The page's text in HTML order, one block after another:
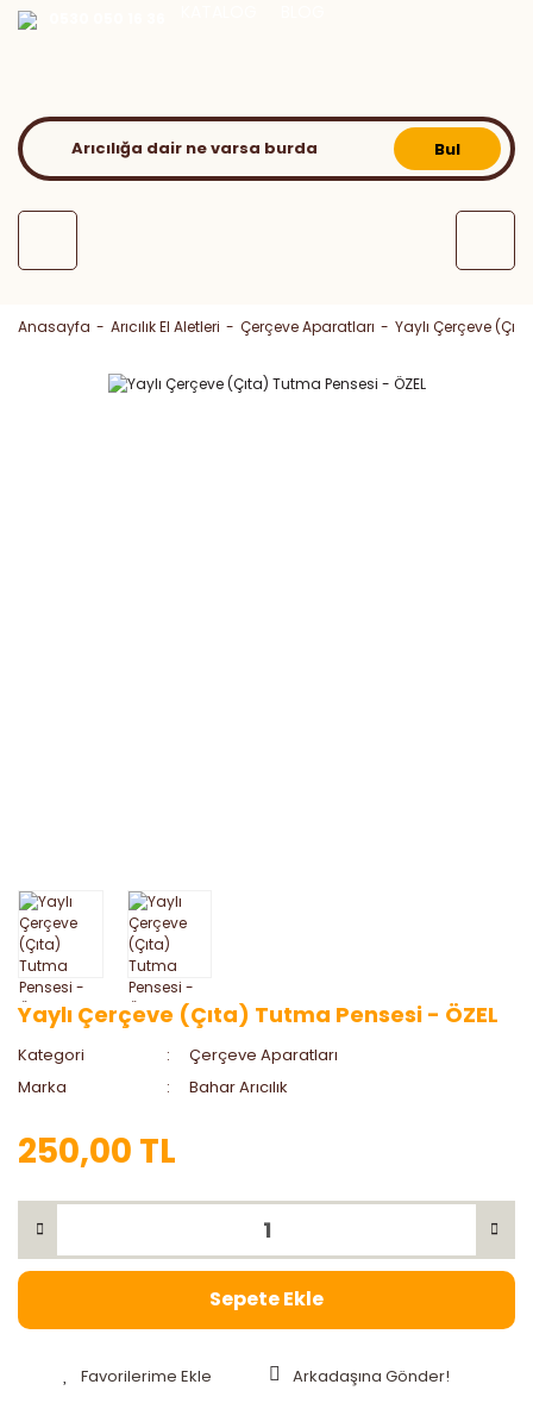
Bul
Anasayfa Arıcılık El Aletleri Çerçeve Aparatları Yaylı Çerçeve
Yaylı Çerçeve (Çıta) Tutma Pensesi - ÖZEL
Kategori
Çerçeve Aparatları
Marka
Bahar Arıcılık
250,00 TL
Sepete Ekle
Arkadaşına Gönder!